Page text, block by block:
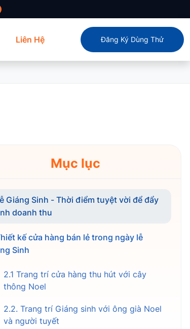
Liên Hệ Đăng Ký Dùng Thử
Mục lục
Giáng Sinh - Thời điểm tuyệt vời để đẩy
doanh thu
kế cửa hàng bán lẻ trong ngày lễ
Sinh
2.1 Trang trí cửa hàng thu hút với cây
thông Noel
2.2. Trang trí Giáng sinh với ông già Noel
và người tuyết